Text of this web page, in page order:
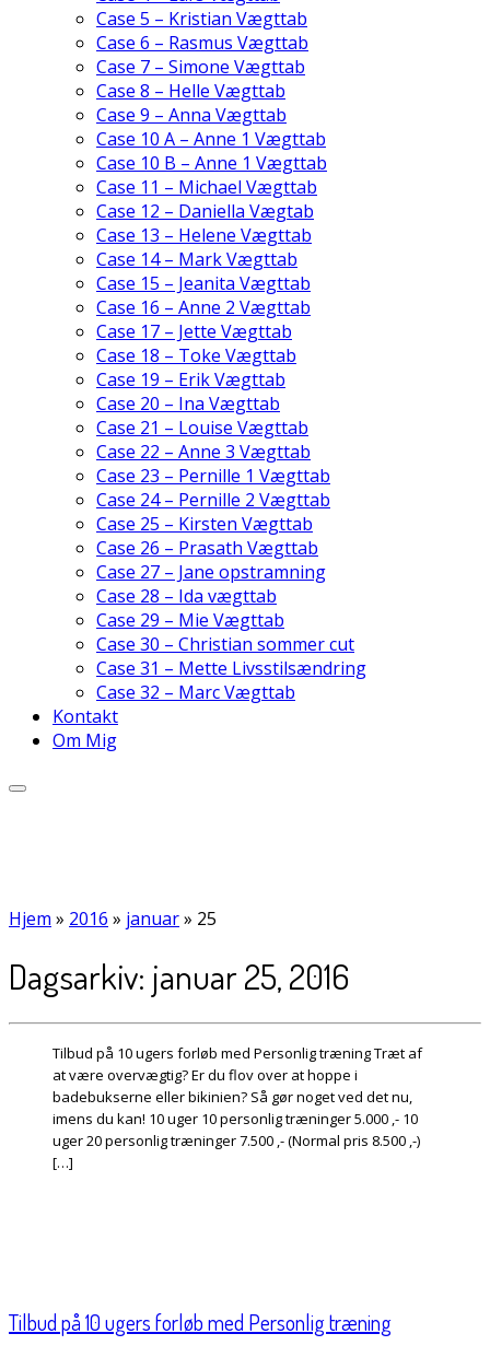
Case 5 – Kristian Vægttab
Case 6 – Rasmus Vægttab
Case 7 – Simone Vægttab
Case 8 – Helle Vægttab
Case 9 – Anna Vægttab
Case 10 A – Anne 1 Vægttab
Case 10 B – Anne 1 Vægttab
Case 11 – Michael Vægttab
Case 12 – Daniella Vægtab
Case 13 – Helene Vægttab
Case 14 – Mark Vægttab
Case 15 – Jeanita Vægttab
Case 16 – Anne 2 Vægttab
Case 17 – Jette Vægttab
Case 18 – Toke Vægttab
Case 19 – Erik Vægttab
Case 20 – Ina Vægttab
Case 21 – Louise Vægttab
Case 22 – Anne 3 Vægttab
Case 23 – Pernille 1 Vægttab
Case 24 – Pernille 2 Vægttab
Case 25 – Kirsten Vægttab
Case 26 – Prasath Vægttab
Case 27 – Jane opstramning
Case 28 – Ida vægttab
Case 29 – Mie Vægttab
Case 30 – Christian sommer cut
Case 31 – Mette Livsstilsændring
Case 32 – Marc Vægttab
Kontakt
Om Mig
Hjem » 2016 » januar» 25
Dagsarkiv: januar 25, 2016
Tilbud på 10 ugers forløb med Personlig træning Træt af
at være overvægtig? Er du flov over at hoppe i
badebukserne eller bikinien? Så gør noget ved det nu,
imens du kan! 10 uger 10 personlig træninger 5.000 ,- 10
uger 20 personlig træninger 7.500 ,- (Normal pris 8.500 ,-)
[…]
Tilbud på 10 ugers forløb med Personlig træning